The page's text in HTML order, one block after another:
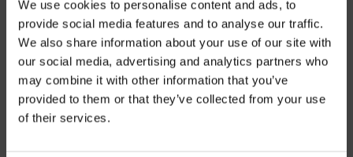
We use cookies to personalise content and ads, to
provide social media features and to analyse our traffic.
We also share information about your use of our site with
our social media, advertising and analytics partners who
may combine it with other information that you’ve
provided to them or that they’ve collected from your use
of their services.
ka teisi valitud taimi ja eeterlikke õlisid. Nutriance
Organic on välja töötatud rangeimate kvaliteedinõuete
kohaselt, olles vastavuses COSMOS mahestandarditega
ja omades ECOCERT GREENLIFE sertifikaati. Annab
nahale uue värskuse ja tugevdab selle loomulikku
kaitsevõimet, et vähendada enneaegse vananemise